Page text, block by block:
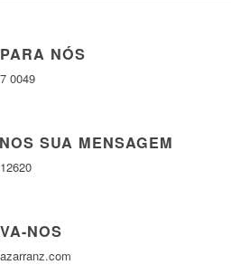
NÓS
0049
SUA MENSAGEM
NOS